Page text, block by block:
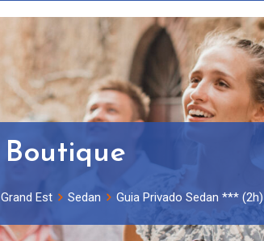
Boutique
Grand Est Sedan Guia Privado Sedan *** (2h)